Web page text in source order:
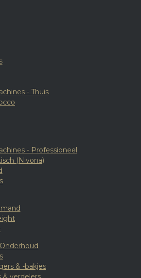
- Thuis
- Professioneel
(Nivona)
& -bakjes